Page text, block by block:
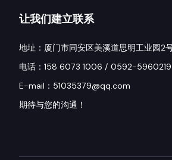
让我们建立联系
地址：厦门市同安区美溪道思明工业园2
电话：158 6073 1006 / 0592-5960219
E-mail：51035379@qq.com
期待与您的沟通！